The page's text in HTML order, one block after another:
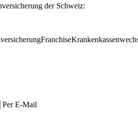
der Schweiz:
Per E-Mail